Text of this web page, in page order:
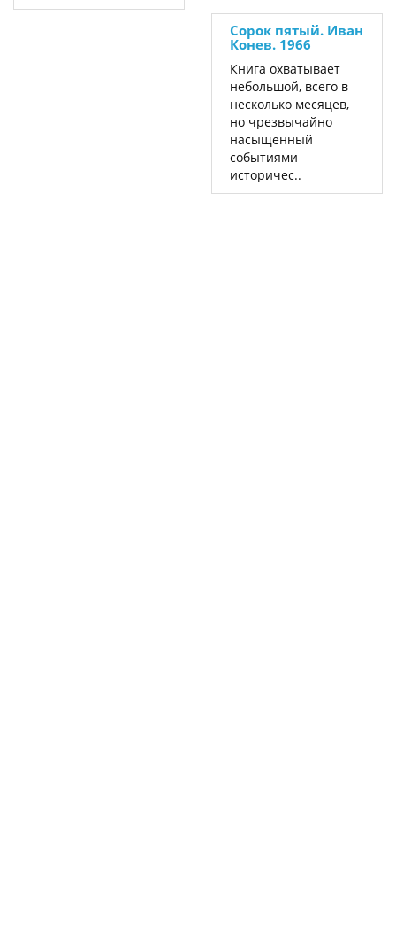
Сорок пятый. Иван
Конев. 1966
Книга охватывает
небольшой, всего в
несколько месяцев,
но чрезвычайно
насыщенный
событиями
историчес..